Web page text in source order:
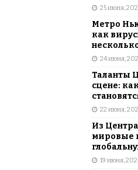
25 июня,
Метро
как
24 июня,
Таланты
сцене:
22 июня,
Из
мировые
19 июня,